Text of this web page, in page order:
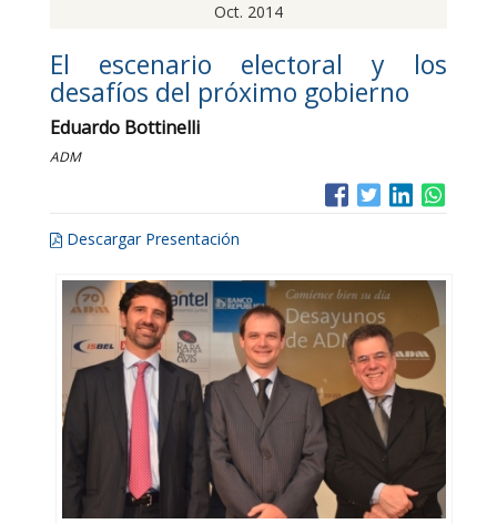
Oct. 2014
El escenario electoral y los
desafíos del próximo gobierno
Eduardo Bottinelli
ADM
Descargar Presentación